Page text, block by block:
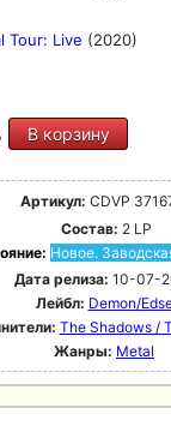
Tour: Live (2020)
В корзину
Артикул: CDVP
Состав: 2 LP
Новое.
Дата релиза: 10-07-
Лейбл: Demon/
The Shadows /
Жанры: Metal